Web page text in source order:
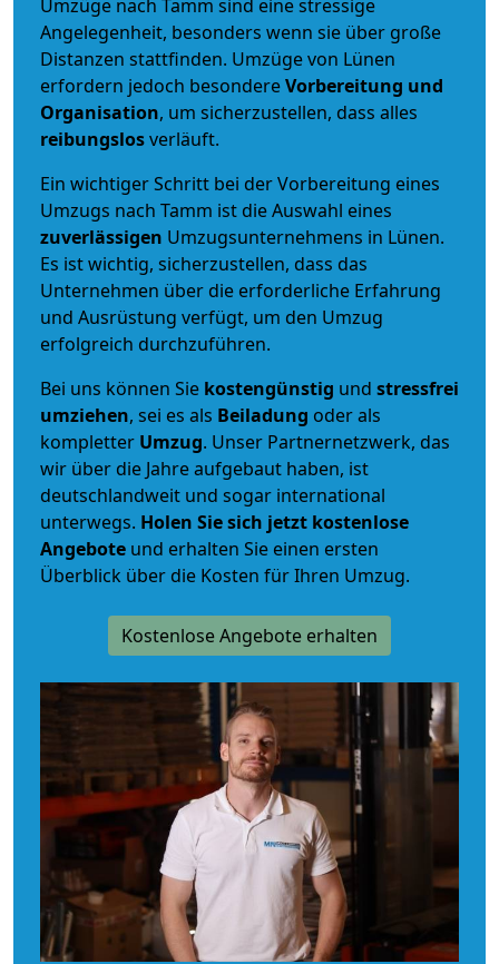
Umzüge nach Tamm sind eine stressige
Angelegenheit, besonders wenn sie über große
Distanzen stattfinden. Umzüge von Lünen
erfordern jedoch besondereVorbereitung und
Organisation, um sicherzustellen, dass alles
reibungslosverläuft.
Ein wichtiger Schritt bei der Vorbereitung eines
Umzugs nach Tamm ist die Auswahl eines
zuverlässigen Umzugsunternehmens in Lünen.
Es ist wichtig, sicherzustellen, dass das
Unternehmen über die erforderliche Erfahrung
und Ausrüstung verfügt, um den Umzug
erfolgreich durchzuführen.
Bei uns können Sie kostengünstig und stressfrei
umziehen, sei es als Beiladung oder als
kompletter Umzug. Unser Partnernetzwerk, das
wir über die Jahre aufgebaut haben, ist
deutschlandweit und sogar international
unterwegs. Holen Sie sich jetzt kostenlose
Angebote und erhalten Sie einen ersten
Überblick über die Kosten für Ihren Umzug.
Kostenlose Angebote erhalten